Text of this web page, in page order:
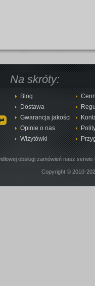
Na skróty:
Blog
Dostawa
Gwarancja jakości
Opinie o nas
Wizytówki
obsługi zamówień nasz
Copyright © 2010-